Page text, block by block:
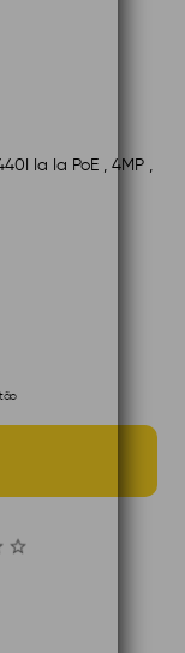
Ia Ia PoE , 4MP ,